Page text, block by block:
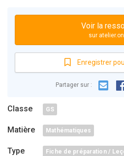
Classe GS
Matière Mathématiques
Type Fiche de préparation /
Voir la
sur
Enregistrer
Partager sur :